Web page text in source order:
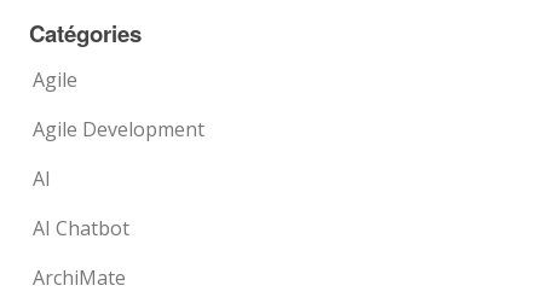
Catégories
Agile
Agile Development
AI
AI Chatbot
ArchiMate